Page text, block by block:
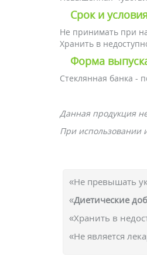
Срок и
Не принимать при
Хранить в
Форма
Стеклянная банка -
Данная продукция
При использовании
«Не превышать
«Диетические
«Хранить в
«Не является